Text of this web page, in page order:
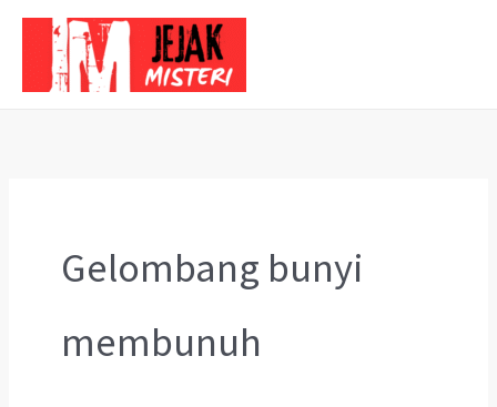
Skip
content
Gelombang bunyi
membunuh